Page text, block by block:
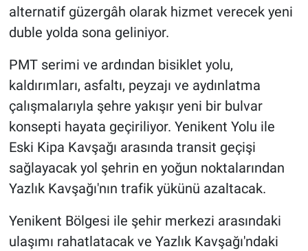
alternatif güzergâh olarak hizmet verecek yeni
duble yolda sona geliniyor.
PMT serimi ve ardından bisiklet yolu,
kaldırımları, asfaltı, peyzajı ve aydınlatma
çalışmalarıyla şehre yakışır yeni bir bulvar
konsepti hayata geçiriliyor. Yenikent Yolu ile
Eski Kipa Kavşağı arasında transit geçişi
sağlayacak yol şehrin en yoğun noktalarından
Yazlık Kavşağı'nın trafik yükünü azaltacak.
Yenikent Bölgesi ile şehir merkezi arasındaki
ulaşımı rahatlatacak ve Yazlık Kavşağı'ndaki